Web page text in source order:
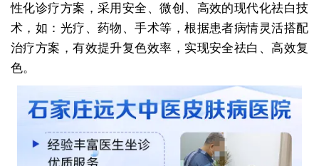
性化诊疗方案，采用安全、微创、高效的现代化祛白技
术，如：光疗、药物、手术等，根据患者病情灵活搭配
治疗方案，有效提升复色效率，实现安全祛白、高效复
色。